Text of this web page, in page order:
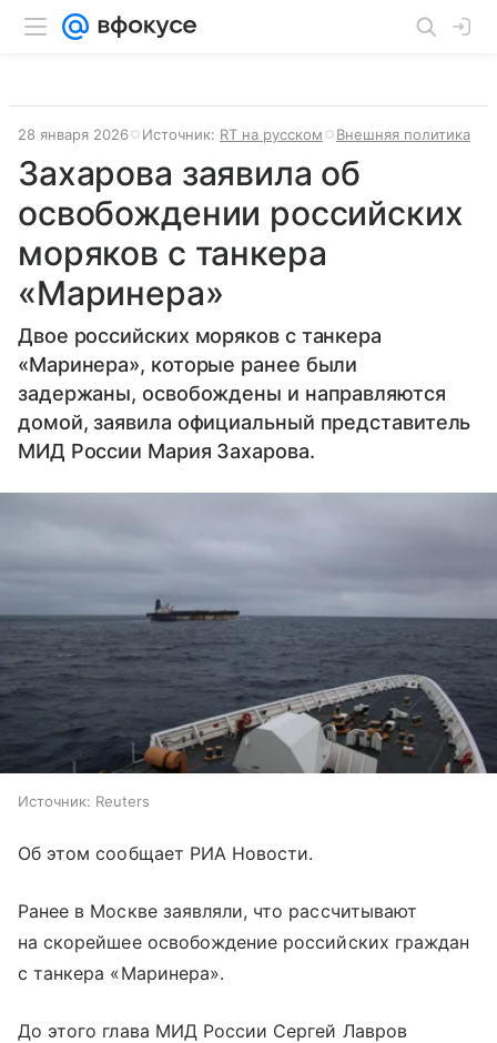
28 января 2026 Источник: RT на русском Внешняя политика
Захарова заявила об
освобождении российских
моряков с танкера
«Маринера»
Двое российских моряков с танкера
«Маринера», которые ранее были
задержаны, освобождены и направляются
домой, заявила официальный представитель
МИД России Мария Захарова.
Источник: Reuters
Об этом сообщает РИА Новости.
Ранее в Москве заявляли, что рассчитывают
на скорейшее освобождение российских граждан
с танкера «Маринера».
До этого глава МИД России Сергей Лавров